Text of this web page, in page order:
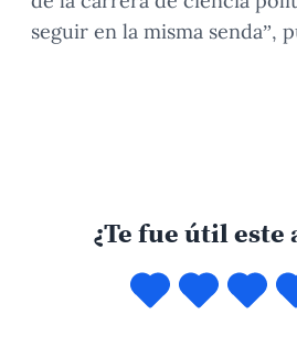
seguir en la misma senda”,
¿Te fue útil